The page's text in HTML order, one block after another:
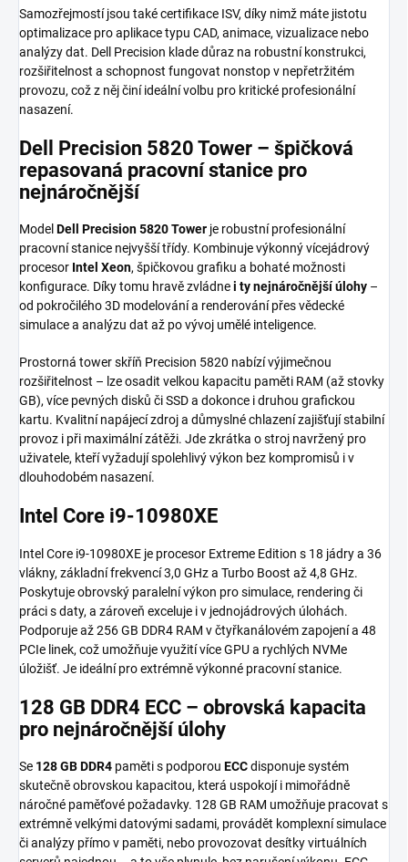
Samozřejmostí jsou také certifikace ISV, díky nimž máte jistotu
optimalizace pro aplikace typu CAD, animace, vizualizace nebo
analýzy dat. Dell Precision klade důraz na robustní konstrukci,
rozšiřitelnost a schopnost fungovat nonstop v nepřetržitém
provozu, což z něj činí ideální volbu pro kritické profesionální
nasazení.
Dell Precision 5820 Tower – špičková
repasovaná pracovní stanice pro
nejnáročnější
Model Dell Precision 5820 Tower je robustní profesionální
pracovní stanice nejvyšší třídy. Kombinuje výkonný vícejádrový
procesor Intel Xeon, špičkovou grafiku a bohaté možnosti
konfigurace. Díky tomu hravě zvládnei ty nejnáročnější úlohy –
od pokročilého 3D modelování a renderování přes vědecké
simulace a analýzu dat až po vývoj umělé inteligence.
Prostorná tower skříň Precision 5820 nabízí výjimečnou
rozšiřitelnost – lze osadit velkou kapacitu paměti RAM (až stovky
GB), více pevných disků či SSD a dokonce i druhou grafickou
kartu. Kvalitní napájecí zdroj a důmyslné chlazení zajišťují stabilní
provoz i při maximální zátěži. Jde zkrátka o stroj navržený pro
uživatele, kteří vyžadují spolehlivý výkon bez kompromisů i v
dlouhodobém nasazení.
Intel Core i9-10980XE
Intel Core i9-10980XE je procesor Extreme Edition s 18 jádry a 36
vlákny, základní frekvencí 3,0 GHz a Turbo Boost až 4,8 GHz.
Poskytuje obrovský paralelní výkon pro simulace, rendering či
práci s daty, a zároveň exceluje i v jednojádrových úlohách.
Podporuje až 256 GB DDR4 RAM v čtyřkanálovém zapojení a 48
PCIe linek, což umožňuje využití více GPU a rychlých NVMe
úložišť. Je ideální pro extrémně výkonné pracovní stanice.
128 GB DDR4 ECC – obrovská kapacita
pro nejnáročnější úlohy
Se 128 GB DDR4 paměti s podporou ECCdisponuje systém
skutečně obrovskou kapacitou, která uspokojí i mimořádně
náročné paměťové požadavky. 128 GB RAM umožňuje pracovat s
extrémně velkými datovými sadami, provádět komplexní simulace
či analýzy přímo v paměti, nebo provozovat desítky virtuálních